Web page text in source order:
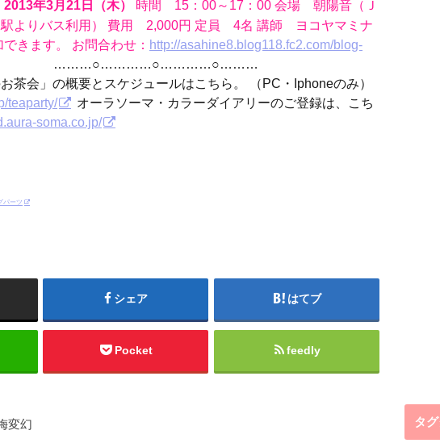
年3月21日（木）
時間 15：00～17：00 会場 朝陽音（Ｊ
駅よりバス利用） 費用 2,000円 定員 4名 講師 ヨコヤマミナ
きます。 お問合わせ： http://asahine8.blog118.fc2.com/blog-
茶会」の概要とスケジュールはこちら。 （PC・Iphoneのみ）
teaparty/
オーラソーマ・カラーダイアリーのご登録は、こち
soma.co.jp/
パーツ
シェア はてブ
Pocket feedly
変幻 タ